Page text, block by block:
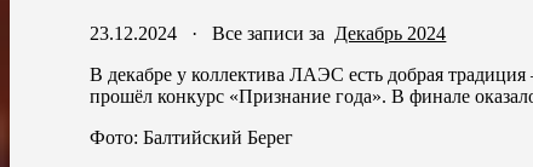
23.12.2024 ·Все записи за Декабрь 2024
В декабре у коллектива ЛАЭС есть добрая
прошёл конкурс «Признание года». В финале
Фото: Балтийский Берег